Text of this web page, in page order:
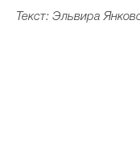
Текст: Эльвира